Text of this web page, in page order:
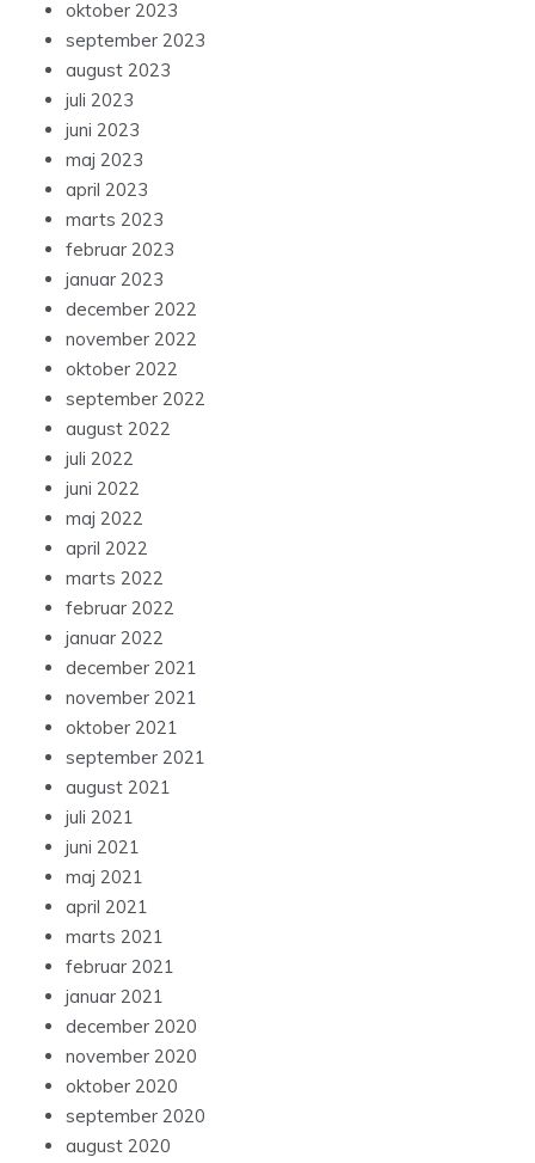
oktober 2023
september 2023
august 2023
juli 2023
juni 2023
maj 2023
april 2023
marts 2023
februar 2023
januar 2023
december 2022
november 2022
oktober 2022
september 2022
august 2022
juli 2022
juni 2022
maj 2022
april 2022
marts 2022
februar 2022
januar 2022
december 2021
november 2021
oktober 2021
september 2021
august 2021
juli 2021
juni 2021
maj 2021
april 2021
marts 2021
februar 2021
januar 2021
december 2020
november 2020
oktober 2020
september 2020
august 2020